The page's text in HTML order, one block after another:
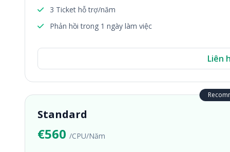
3 Ticket hỗ trợ/năm
Phản hồi trong 1 ngày làm việc
Liên
Standard
€560 /CPU/Năm